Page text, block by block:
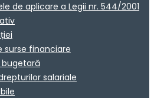
de aplicare a Legii nr. 544/2001
surse financiare
bugetară
salariale